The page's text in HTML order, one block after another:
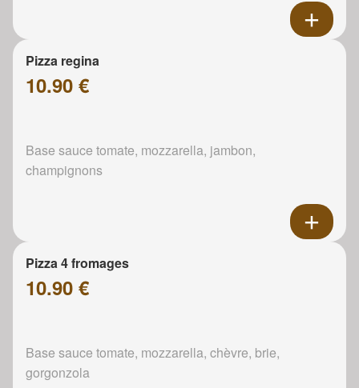
Pizza regina
10.90 €
Base sauce tomate, mozzarella, jambon,
champignons
Pizza 4 fromages
10.90 €
Base sauce tomate, mozzarella, chèvre, brie,
gorgonzola